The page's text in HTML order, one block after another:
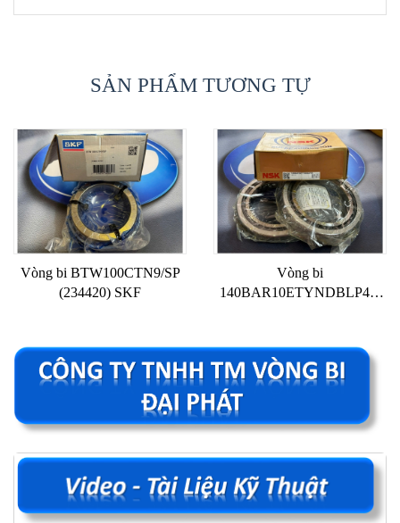
SẢN PHẨM TƯƠNG TỰ
Vòng bi BTW100CTN9/SP
(234420) SKF
Vòng bi
140BAR10ETYNDBLP4A